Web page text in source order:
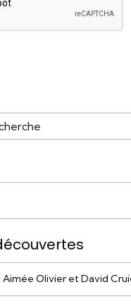
Aimée Olivier et David